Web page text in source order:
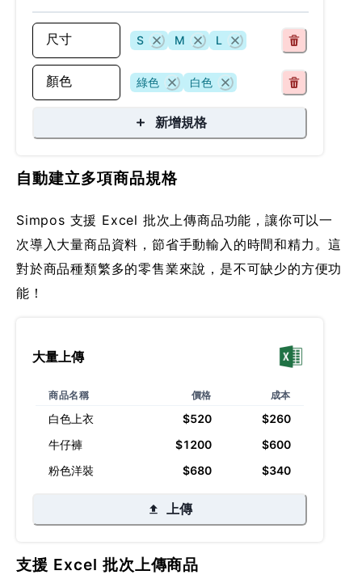
S M L
綠色 白色
新增規格
自動建立多項商品規格
Simpos 支援 Excel 批次上傳商品功能，讓你可以一
次導入大量商品資料，節省手動輸入的時間和精力。這
對於商品種類繁多的零售業來說，是不可缺少的方便功
能！
大量上傳
商品名稱 價格 成本
白色上衣 $520
$260
牛仔褲
$1200
$600
粉色洋裝
$680 $340
上傳
支援 Excel 批次上傳商品